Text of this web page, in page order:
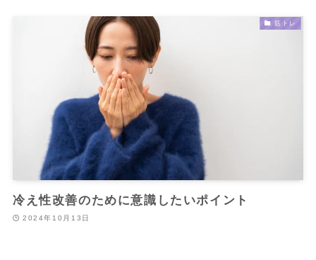
筋トレ
冷え性改善のために意識したいポイント
2024年10月13日